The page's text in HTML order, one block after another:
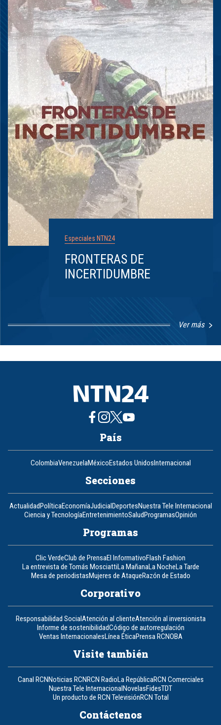
Especiales NTN24
FRONTERAS DE
INCERTIDUMBRE
Ver más
1
8
País
ColombiaVenezuelaMéxicoEstados UnidosInternacional
Secciones
ActualidadPolíticaEconomíaJudicialDeportesNuestra Tele Internacional
Ciencia y TecnologíaEntretenimientoSaludProgramasOpinión
Programas
Clic VerdeClub de PrensaEl InformativoFlash Fashion
La entrevista de Tomás MosciattiLa MañanaLa NocheLa Tarde
Mesa de periodistasMujeres de AtaqueRazón de Estado
Corporativo
Responsabilidad SocialAtención al clienteAtención al inversionista
Informe de sostenibilidadCódigo de autorregulación
Ventas InternacionalesLínea ÉticaPrensa RCNOBA
Visite también
Canal RCNNoticias RCNRCN RadioLa RepúblicaRCN Comerciales
Nuestra Tele InternacionalNovelasFidesTDT
Un producto de RCN TelevisiónRCN Total
Contáctenos